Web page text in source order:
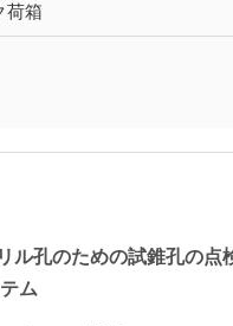
荷箱
ル孔のための試錐孔の点
ム